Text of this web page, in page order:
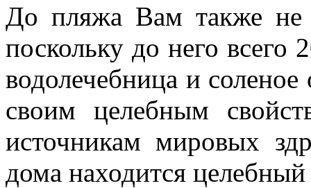
До пляжа Вам также не
поскольку до него всего
водолечебница и
своим целебным
источникам мировых
дома находится